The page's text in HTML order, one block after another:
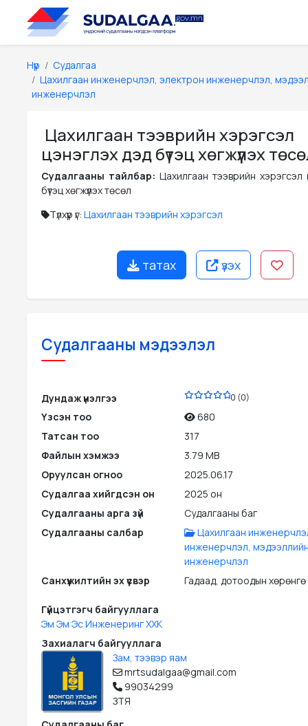
Нүүр
Судалгаа
Цахилгаан инженерчлэл, электрон инженерчлэл,
инженерчлэл
Цахилгаан тээврийн хэрэгсэл
цэнэглэх дэд бүтэц хөгжүүлэх
Судалгааны тайлбар: Цахилгаан тээврийн хэрэгсэл
бүтэц хөгжүүлэх төсөл
Түлхүүр үг: Цахилгаан тээврийн хэрэгсэл
татах үзэх
Судалгааны мэдээлэл
Дундаж үнэлгээ 0 (0)
Үзсэн тоо
680
Татсан тоо
317
Файлын хэмжээ
3.79 MB
Оруулсан огноо
2025.06.17
Судалгаа хийгдсэн он
2025 он
Судалгааны арга зүй
Судалгааны баг
Судалгааны салбар
Цахилгаан
инженерчлэл,
инженерчлэл
Санхүүжилтийн эх үүсвэр
Гадаад, дотоодын
Гүйцэтгэгч байгууллага
Эм Эм Эс Инженеринг ХХК
Захиалагч байгууллага
Зам, тээвэр яам
mrtsudalgaa@gmail.com
99034299
ЗТЯ